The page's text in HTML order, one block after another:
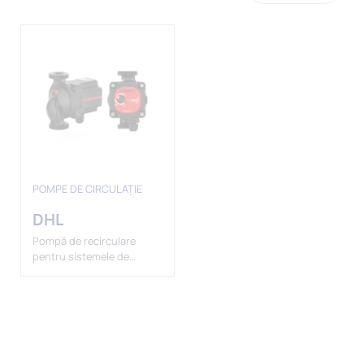
POMPE DE CIRCULAȚIE
DHL
Pompă de recirculare
pentru sistemele de